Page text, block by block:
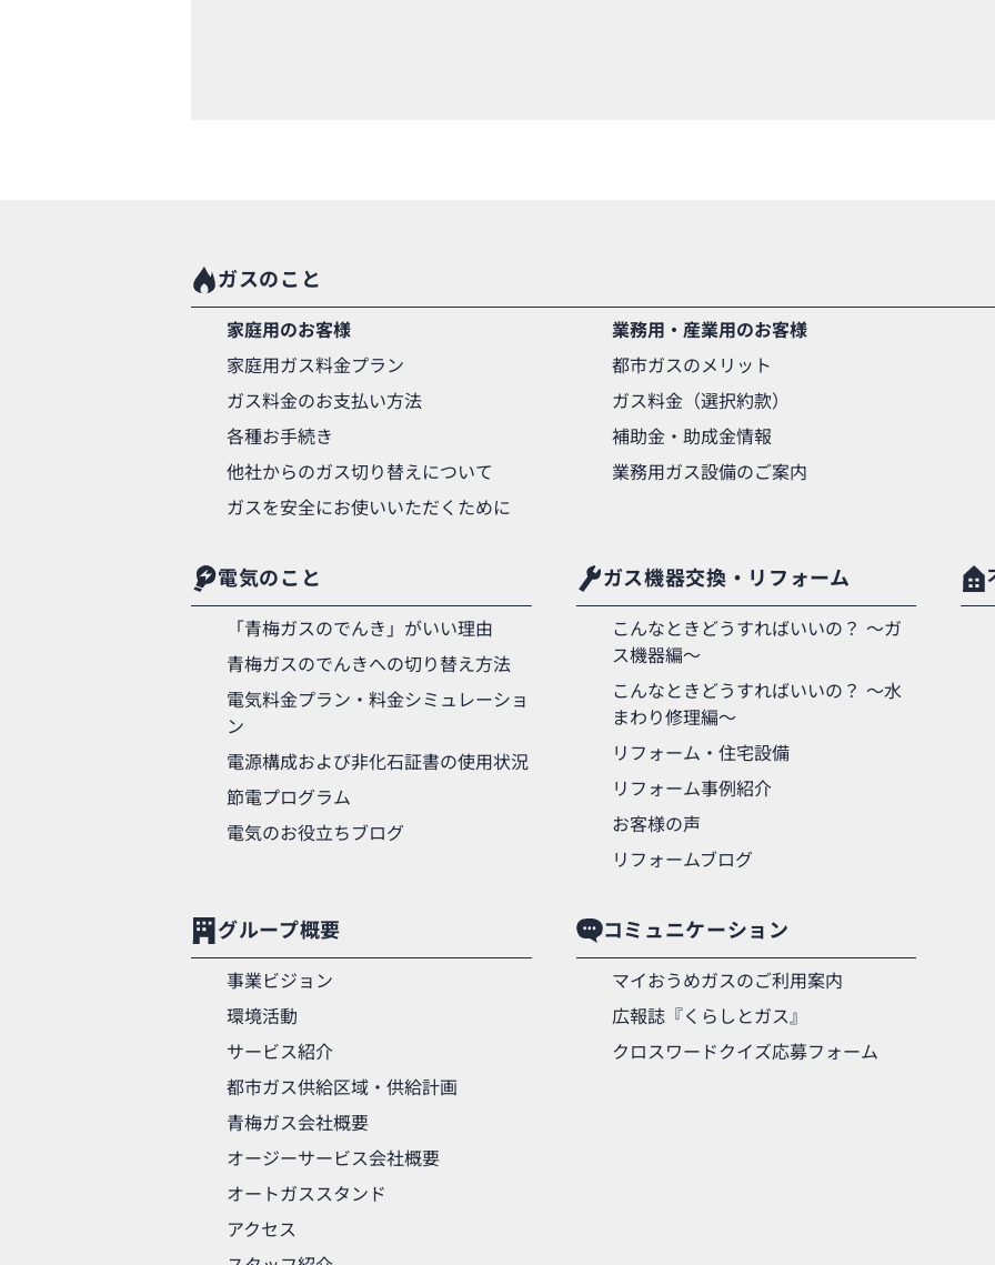
ガスのこと
家庭用のお客様
家庭用ガス料金プラン
ガス料金のお支払い方法
各種お手続き
他社からのガス切り替えについて
ガスを安全にお使いいただくために
業務用・産業用のお客様
都市ガスのメリット
ガス料金（選択約款）
補助金・助成金情報
業務用ガス設備のご案内
電気のこと
「青梅ガスのでんき」がいい理由
青梅ガスのでんきへの切り替え方法
電気料金プラン・料金シミュレーショ
ン
電源構成および非化石証書の使用状況
節電プログラム
電気のお役立ちブログ
ガス機器交換・リフォーム
こんなときどうすればいいの？ 〜ガ
ス機器編〜
こんなときどうすればいいの？ 〜水
まわり修理編〜
リフォーム・住宅設備
リフォーム事例紹介
お客様の声
リフォームブログ
グループ概要
事業ビジョン
環境活動
サービス紹介
都市ガス供給区域・供給計画
青梅ガス会社概要
オージーサービス会社概要
オートガススタンド
アクセス
コミュニケーション
マイおうめガスのご利用案内
広報誌『くらしとガス』
クロスワードクイズ応募フォーム